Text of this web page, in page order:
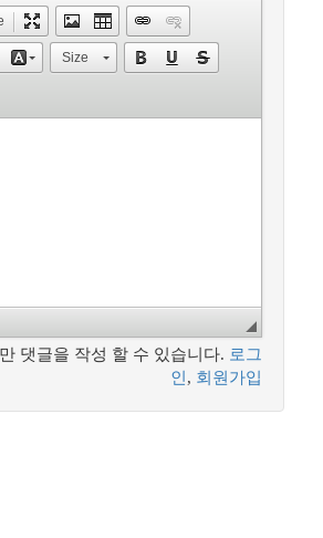
Size
댓글을 작성 할 수 있습니다. 로그
인 , 회원가입